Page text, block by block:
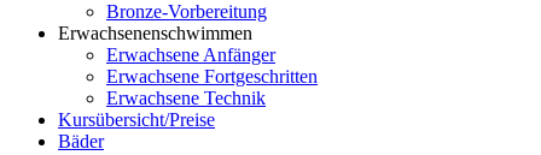
Bronze-Vorbereitung
Erwachsenenschwimmen
Erwachsene Anfänger
Erwachsene Fortgeschritten
Erwachsene Technik
Kursübersicht/Preise
Bäder